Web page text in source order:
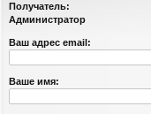
Получатель:
Администратор
Ваш адрес email:
Ваше имя: